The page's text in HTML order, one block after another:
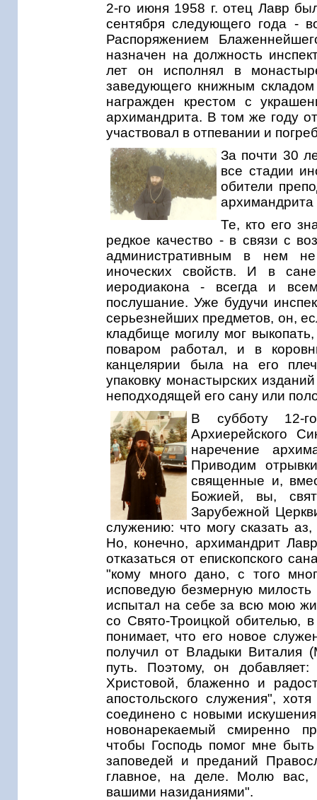
2-го июня 1958 г. отец Лавр
сентября следующего года -
Распоряжением
назначен на должность
лет он исполнял в
заведующего книжным
награжден крестом с
архимандрита. В том же году
участвовал в отпевании и
За почти 30
все стадии
обители
Те, кто его
редкое качество - в связи с
административным в нем
иноческих свойств. И в
иеродиакона - всегда и
послушание. Уже будучи
серьезнейших предметов, он,
кладбище могилу мог
поваром работал, и в
канцелярии была на его
упаковку монастырских
неподходящей его сану или
В субботу 12-
Архиерейского
наречение
Приводим
священные и,
Божией, вы,
Зарубежной
служению: что могу сказать
Но, конечно, архимандрит
отказаться от епископского
"кому много дано, с того
исповедую безмерную
испытал на себе за всю мою
со Свято-Троицкой обителью,
понимает, что его новое
получил от Владыки Виталия
путь. Поэтому, он
Христовой, блаженно и
апостольского служения",
соединено с новыми
новонарекаемый смиренно
чтобы Господь помог мне
заповедей и преданий
главное, на деле. Молю вас,
вашими назиданиями".